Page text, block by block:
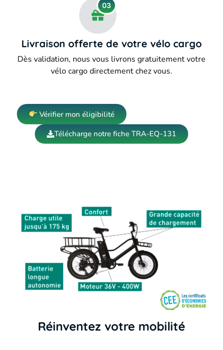
03
Livraison offerte de votre vélo cargo
Dès validation, nous vous livrons gratuitement votre
vélo cargo directement chez vous.
Vérifier mon éligibilité
Télécharge notre fiche TRA-EQ-131
Réinventez votre mobilité